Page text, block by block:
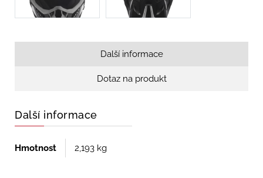
Další informace
Dotaz na produkt
Další informace
Hmotnost 2,193 kg